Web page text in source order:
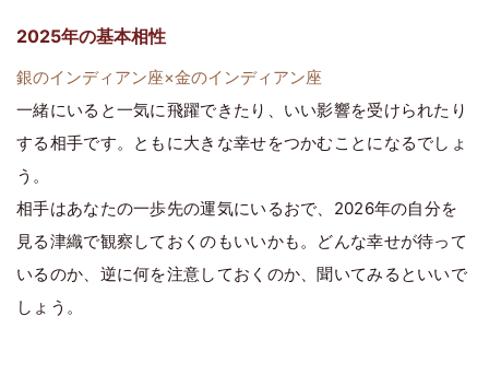
2025年の基本相性
銀のインディアン座×金のインディアン座
一緒にいると一気に飛躍できたり、いい影響を受けられたり
する相手です。ともに大きな幸せをつかむことになるでしょ
う。
相手はあなたの一歩先の運気にいるおで、2026年の自分を
見る津織で観察しておくのもいいかも。どんな幸せが待って
いるのか、逆に何を注意しておくのか、聞いてみるといいで
しょう。